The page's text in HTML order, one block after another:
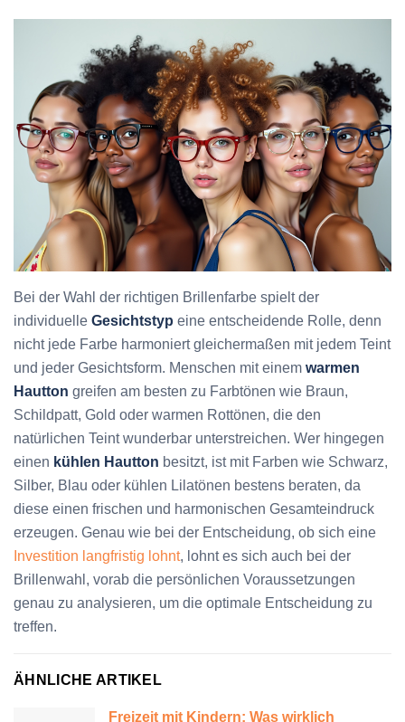
Bei der Wahl der richtigen Brillenfarbe spielt der
individuelle Gesichtstyp eine entscheidende Rolle, denn
nicht jede Farbe harmoniert gleichermaßen mit jedem Teint
und jeder Gesichtsform. Menschen mit einem warmen
Hautton greifen am besten zu Farbtönen wie Braun,
Schildpatt, Gold oder warmen Rottönen, die den
natürlichen Teint wunderbar unterstreichen. Wer hingegen
einen kühlen Hautton besitzt, ist mit Farben wie Schwarz,
Silber, Blau oder kühlen Lilatönen bestens beraten, da
diese einen frischen und harmonischen Gesamteindruck
erzeugen. Genau wie bei der Entscheidung, ob sich eine
Investition langfristig lohnt, lohnt es sich auch bei der
Brillenwahl, vorab die persönlichen Voraussetzungen
genau zu analysieren, um die optimale Entscheidung zu
treffen.
ÄHNLICHE ARTIKEL
Freizeit mit Kindern: Was wirklich